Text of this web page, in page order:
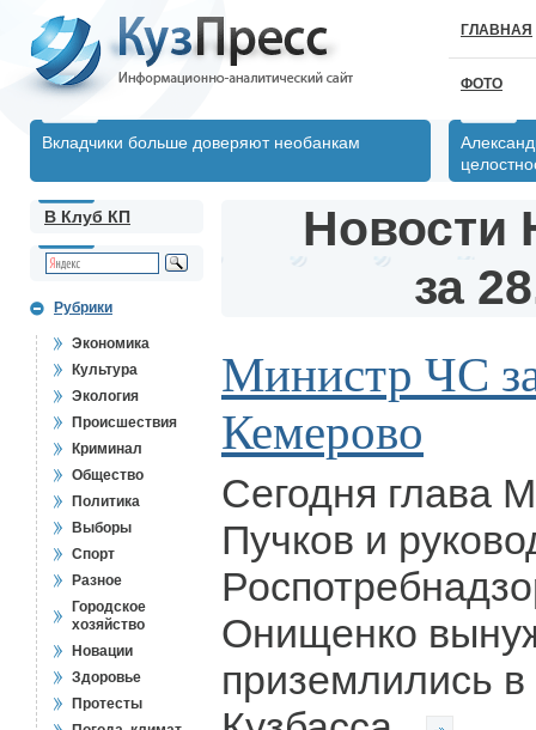
ГЛАВНАЯ
ФОТО
Вкладчики больше доверяют необанкам
В Клуб КП
Рубрики
Экономика
Культура
Экология
Происшествия
Криминал
Общество
Политика
Выборы
Спорт
Разное
Городское
хозяйство
Новации
Здоровье
Протесты
Новости
за
Министр ЧС
Кемерово
Сегодня глава
Пучков и
Онищенко
приземлились в